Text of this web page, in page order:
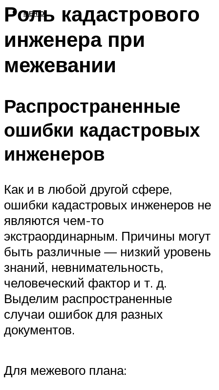
МЕНЮ
Роль кадастрового
инженера при
межевании
Распространенные
ошибки кадастровых
инженеров
Как и в любой другой сфере,
ошибки кадастровых инженеров не
являются чем-то
экстраординарным. Причины могут
быть различные — низкий уровень
знаний, невнимательность,
человеческий фактор и т. д.
Выделим распространенные
случаи ошибок для разных
документов.
Для межевого плана: